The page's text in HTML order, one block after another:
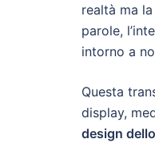
realtà ma la
parole,
intorno a
Questa
display,
design